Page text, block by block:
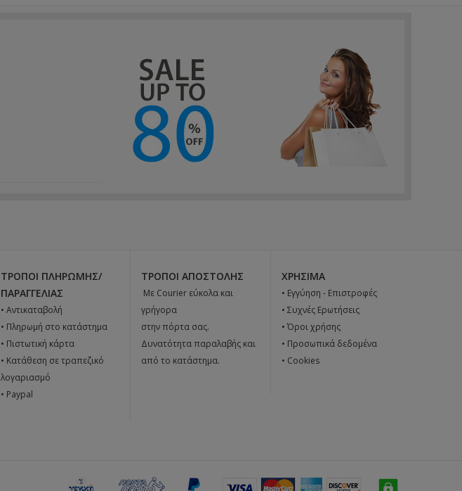
ΤΡΌΠΟΙ ΠΛΗΡΩΜΉΣ/
ΠΑΡΑΓΓΕΛΊΑΣ
• Αντικαταβολή
• Πληρωμή στο κατάστημα
• Πιστωτική κάρτα
• Κατάθεση σε τραπεζικό
λογαριασμό
• Paypal
ΤΡΌΠΟΙ ΑΠΟΣΤΟΛΉΣ
 Με Courier εύκολα και
γρήγορα
στην πόρτα σας.
Δυνατότητα παραλαβής και
από το κατάστημα.
ΧΡΉΣΙΜΑ
• Εγγύηση - Επιστροφές
• Συχνές Ερωτήσεις
• Όροι χρήσης
• Προσωπικά δεδομένα
• Cookies